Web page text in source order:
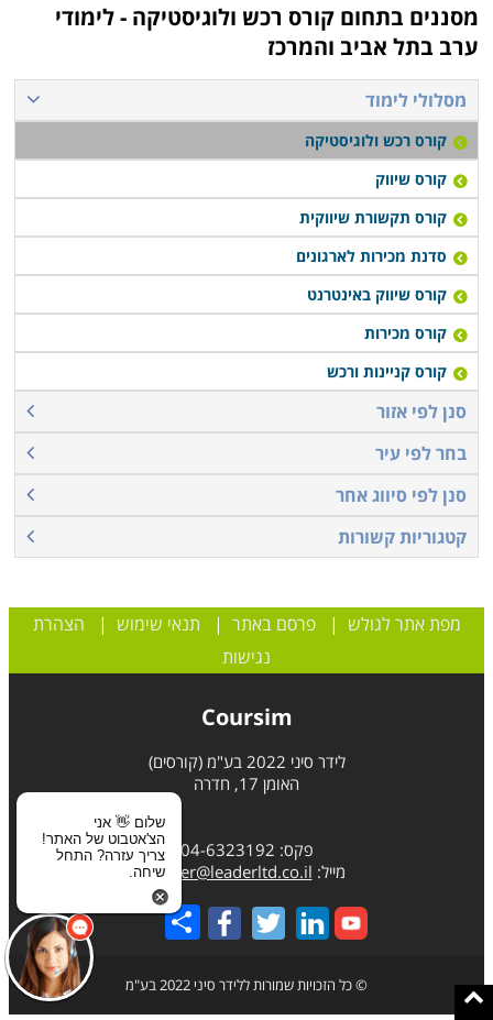
מסננים בתחום קורס רכש ולוגיסטיקה - לימודי
ערב בתל אביב והמרכז
מסלולי לימוד
קורס רכש ולוגיסטיקה
קורס שיווק
קורס תקשורת שיווקית
סדנת מכירות לארגונים
קורס שיווק באינטרנט
קורס מכירות
קורס קניינות ורכש
סנן לפי אזור
בחר לפי עיר
סנן לפי סיווג אחר
קטגוריות קשורות
מפת אתר לגולש |פרסם באתר | תנאי שימוש | הצהרת
נגישות
Coursim
לידר סיני 2022 בע"מ (קורסים)
האומן 17, חדרה
פקס: 04-6323192
מייל: leader@leaderltd.co.il
Share
© כל הזכויות שמורות ללידר סיני 2022 בע"מ
שלום 👋 אני
הצ'אטבוט של האתר!
צריך עזרה? התחל
שיחה.